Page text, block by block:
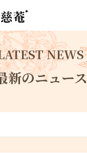
NEWS
新のニュース